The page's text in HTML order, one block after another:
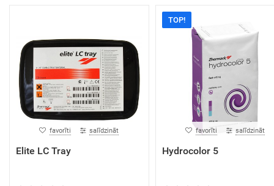
favorīti salīdzināt
Elite LC Tray
TOP!
favorīti salīdzināt
Hydrocolor 5